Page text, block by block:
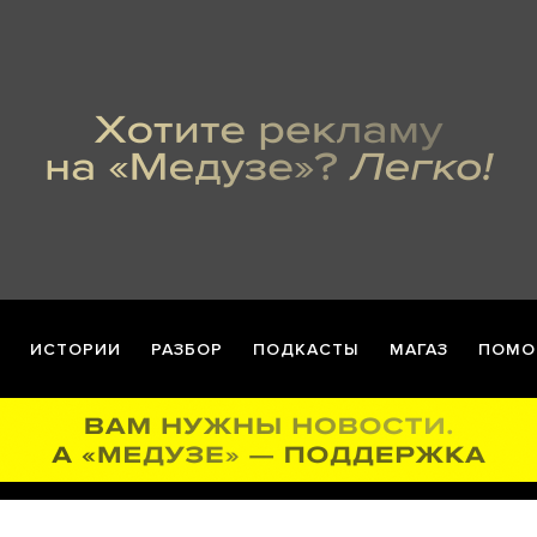
ИСТОРИИ РАЗБОР ПОДКАСТЫ МАГАЗ